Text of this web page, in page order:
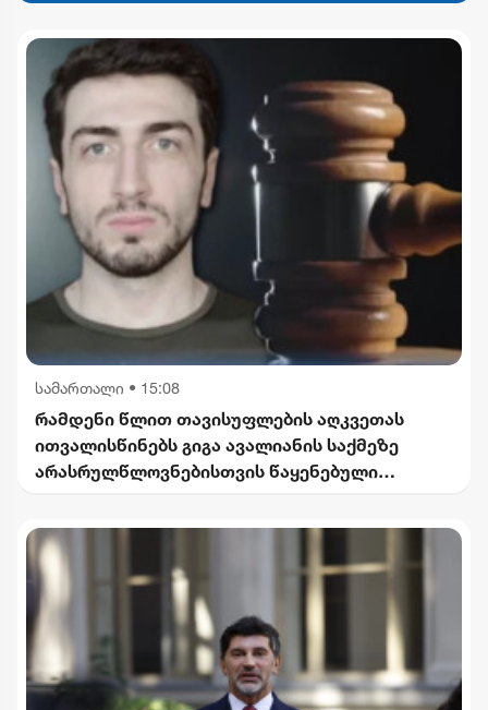
სამართალი • 15:08
რამდენი წლით თავისუფლების აღკვეთას
ითვალისწინებს გიგა ავალიანის საქმეზე
არასრულწლოვნებისთვის წაყენებული